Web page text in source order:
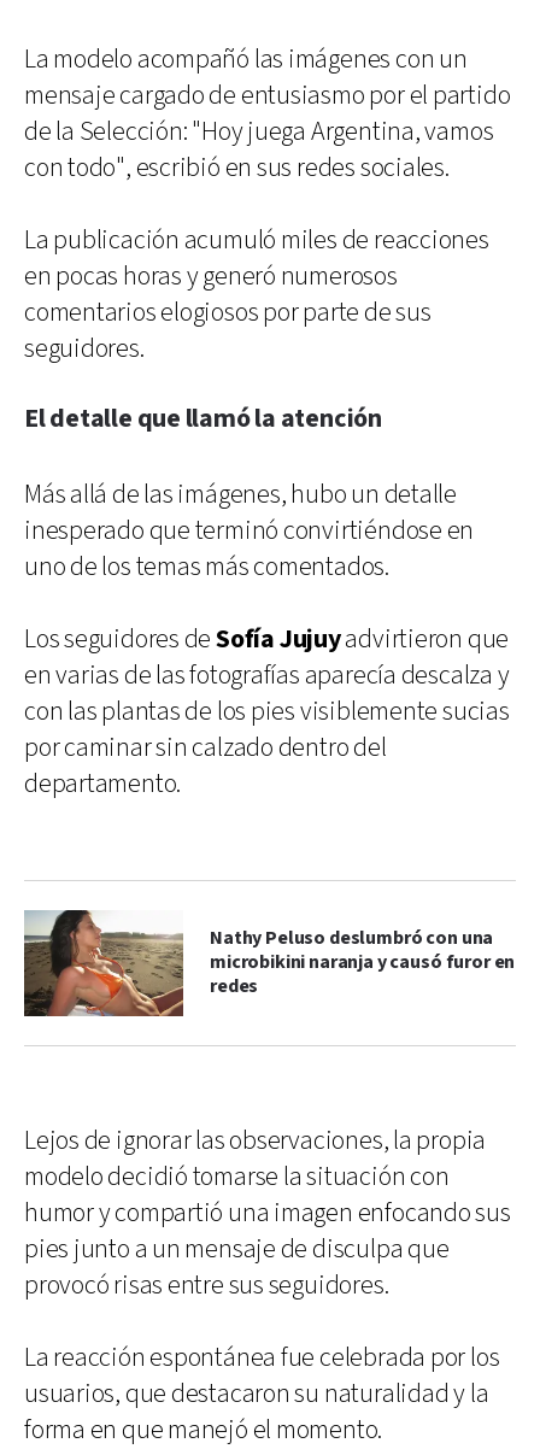
La modelo acompañó las imágenes con un
mensaje cargado de entusiasmo por el partido
de la Selección: "Hoy juega Argentina, vamos
con todo", escribió en sus redes sociales.
La publicación acumuló miles de reacciones
en pocas horas y generó numerosos
comentarios elogiosos por parte de sus
seguidores.
El detalle que llamó la atención
Más allá de las imágenes, hubo un detalle
inesperado que terminó convirtiéndose en
uno de los temas más comentados.
Los seguidores deSofía Jujuyadvirtieron que
en varias de las fotografías aparecía descalza y
con las plantas de los pies visiblemente sucias
por caminar sin calzado dentro del
departamento.
Nathy Peluso deslumbró con una
microbikini naranja y causó furor en
redes
Lejos de ignorar las observaciones, la propia
modelo decidió tomarse la situación con
humor y compartió una imagen enfocando sus
pies junto a un mensaje de disculpa que
provocó risas entre sus seguidores.
La reacción espontánea fue celebrada por los
usuarios, que destacaron su naturalidad y la
forma en que manejó el momento.